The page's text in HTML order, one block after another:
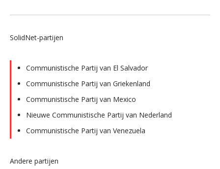
SolidNet-partijen
Communistische Partij van El Salvador
Communistische Partij van Griekenland
Communistische Partij van Mexico
Nieuwe Communistische Partij van Nederland
Communistische Partij van Venezuela
Andere partijen